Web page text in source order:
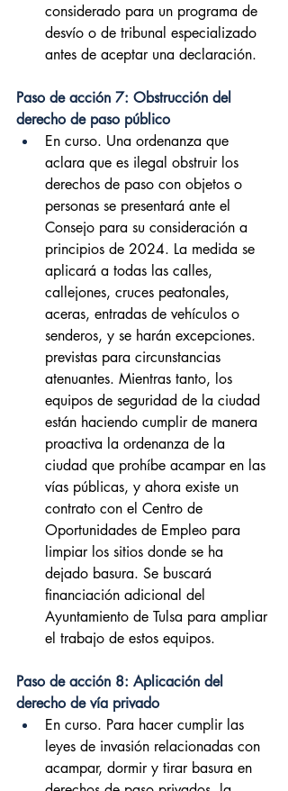
considerado para un programa de
desvío o de tribunal especializado
antes de aceptar una declaración.
Paso de acción 7: Obstrucción del
derecho de paso público
En curso. Una ordenanza que
aclara que es ilegal obstruir los
derechos de paso con objetos o
personas se presentará ante el
Consejo para su consideración a
principios de 2024. La medida se
aplicará a todas las calles,
callejones, cruces peatonales,
aceras, entradas de vehículos o
senderos, y se harán excepciones.
previstas para circunstancias
atenuantes. Mientras tanto, los
equipos de seguridad de la ciudad
están haciendo cumplir de manera
proactiva la ordenanza de la
ciudad que prohíbe acampar en las
vías públicas, y ahora existe un
contrato con el Centro de
Oportunidades de Empleo para
limpiar los sitios donde se ha
dejado basura. Se buscará
financiación adicional del
Ayuntamiento de Tulsa para ampliar
el trabajo de estos equipos.
Paso de acción 8: Aplicación del
derecho de vía privado
En curso. Para hacer cumplir las
leyes de invasión relacionadas con
acampar, dormir y tirar basura en